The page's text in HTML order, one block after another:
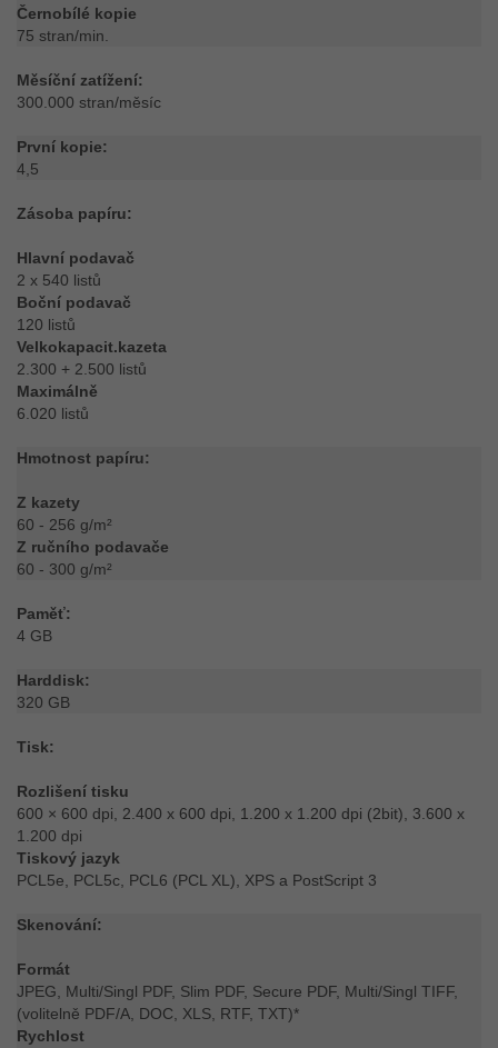
Černobílé kopie
75 stran/min.
Měsíční zatížení:
300.000 stran/měsíc
První kopie:
4,5
Zásoba papíru:
Hlavní podavač
2 x 540 listů
Boční podavač
120 listů
Velkokapacit.kazeta
2.300 + 2.500 listů
Maximálně
6.020 listů
Hmotnost papíru:
Z kazety
60 - 256 g/m²
Z ručního podavače
60 - 300 g/m²
Paměť:
4 GB
Harddisk:
320 GB
Tisk:
Rozlišení tisku
600 × 600 dpi, 2.400 x 600 dpi, 1.200 x 1.200 dpi (2bit), 3.600 x
1.200 dpi
Tiskový jazyk
PCL5e, PCL5c, PCL6 (PCL XL), XPS a PostScript 3
Skenování:
Formát
JPEG, Multi/Singl PDF, Slim PDF, Secure PDF, Multi/Singl TIFF,
(volitelně PDF/A, DOC, XLS, RTF, TXT)*
Rychlost